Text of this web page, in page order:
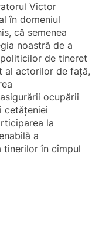
Victor
în domeniul
că semenea
noastră de a
de tineret
al actorilor de faţă,
ocupării
cetăţeniei
la
a
tinerilor în cîmpul